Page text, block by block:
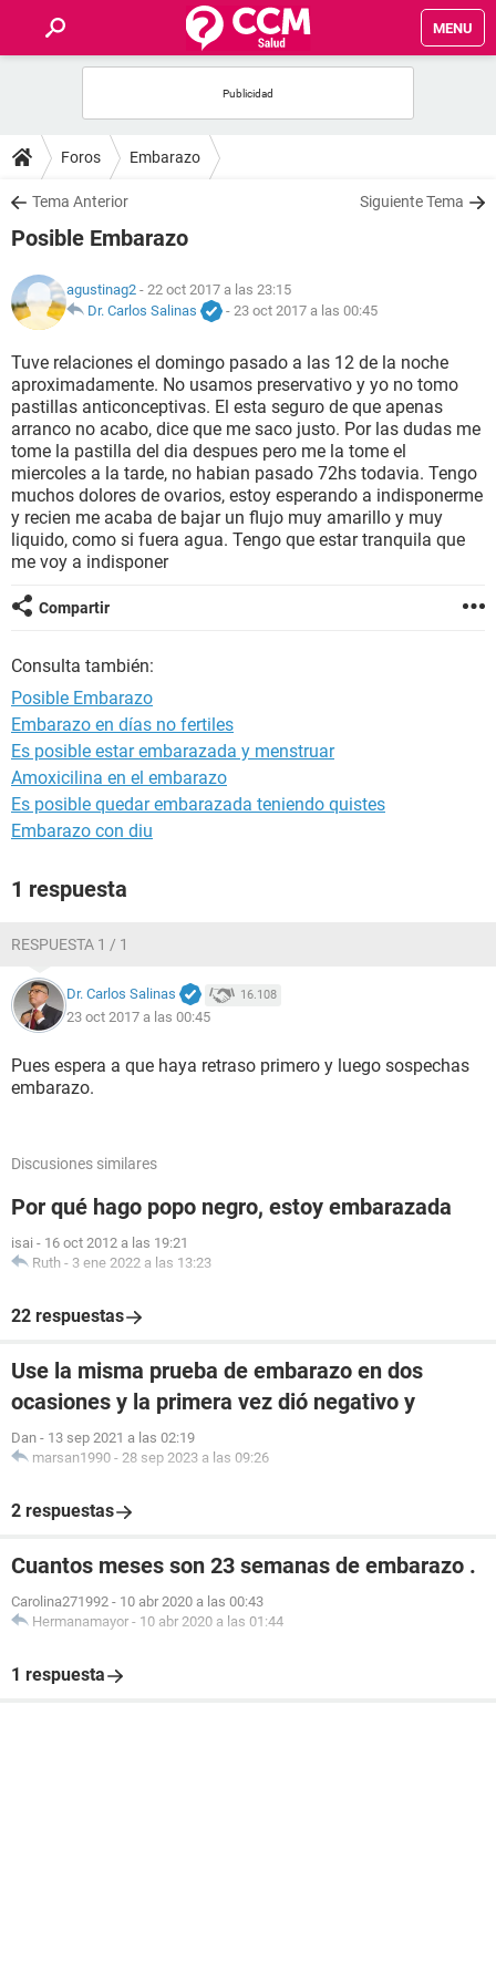
MENU
FOROS
SALUD
NUTRICIÓN
BIENESTAR
SEXUALIDAD
GLOSARIO
Foros Embarazo
Tema Anterior Siguiente Tema
Posible Embarazo
agustinag2 - 22 oct 2017 a las 23:15
Dr. Carlos Salinas
- 23 oct 2017 a las 00:45
Tuve relaciones el domingo pasado a las 12 de la noche
aproximadamente. No usamos preservativo y yo no tomo
pastillas anticonceptivas. El esta seguro de que apenas
arranco no acabo, dice que me saco justo. Por las dudas me
tome la pastilla del dia despues pero me la tome el
miercoles a la tarde, no habian pasado 72hs todavia. Tengo
muchos dolores de ovarios, estoy esperando a indisponerme
y recien me acaba de bajar un flujo muy amarillo y muy
liquido, como si fuera agua. Tengo que estar tranquila que
me voy a indisponer
Compartir
Consulta también:
Posible Embarazo
Embarazo en días no fertiles
Es posible estar embarazada y menstruar
Amoxicilina en el embarazo
Es posible quedar embarazada teniendo quistes
Embarazo con diu
1 respuesta
RESPUESTA 1 / 1
Dr. Carlos Salinas 16.108
23 oct 2017 a las 00:45
Pues espera a que haya retraso primero y luego sospechas
embarazo.
Discusiones similares
Por qué hago popo negro, estoy embarazada
isai - 16 oct 2012 a las 19:21
Ruth - 3 ene 2022 a las 13:23
22 respuestas
Use la misma prueba de embarazo en dos
ocasiones y la primera vez dió negativo y
Dan - 13 sep 2021 a las 02:19
marsan1990 - 28 sep 2023 a las 09:26
2 respuestas
Cuantos meses son 23 semanas de embarazo .
Carolina271992 - 10 abr 2020 a las 00:43
Hermanamayor - 10 abr 2020 a las 01:44
1 respuesta